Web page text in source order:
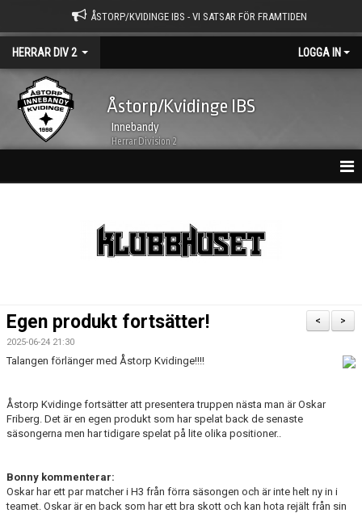
ÅSTORP/KVIDINGE IBS - VI SATSAR FÖR FRAMTIDEN
HERRAR DIV 2 LOGGA IN
Åstorp/Kvidinge IBS
Innebandy
Herrar Division 2
TRUPPEN
DOKUMENT
KONTAKT
>
<
Egen produkt fortsätter!
2025-06-24 21:30
Talangen förlänger med Åstorp Kvidinge!!!!
Åstorp Kvidinge fortsätter att presentera truppen nästa man är Oskar
Friberg. Det är en egen produkt som har spelat back de senaste
säsongerna men har tidigare spelat på lite olika positioner..
Bonny kommenterar:
Oskar har ett par matcher i H3 från förra säsongen och är inte helt ny in i
teamet. Oskar är en back som har ett bra skott och kan hota rejält från sin